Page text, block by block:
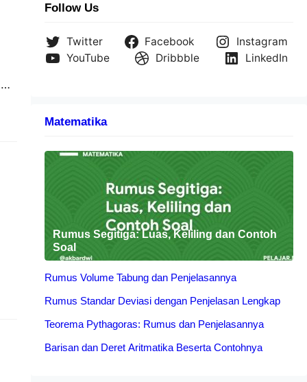
Follow Us
Twitter Facebook
Instagram
YouTube
Dribbble LinkedIn
Matematika
Rumus Segitiga: Luas, Keliling dan Contoh
Soal
Rumus Volume Tabung dan Penjelasannya
Rumus Standar Deviasi dengan Penjelasan Lengkap
Teorema Pythagoras: Rumus dan Penjelasannya
Barisan dan Deret Aritmatika Beserta Contohnya